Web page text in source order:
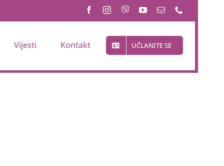
Vijesti Kontakt UČLANITE SE